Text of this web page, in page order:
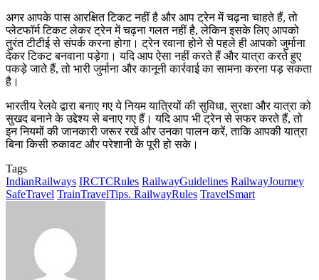
अगर आपके पास आरक्षित टिकट नहीं है और आप ट्रेन में चढ़ना चाहते हैं, तो
प्लेटफॉर्म टिकट लेकर ट्रेन में चढ़ना गलत नहीं है, लेकिन इसके लिए आपको
तुरंत टीटीई से संपर्क करना होगा। ट्रेन रवाना होने से पहले ही आपको जुर्माना
देकर टिकट बनवाना पड़ेगा। यदि आप ऐसा नहीं करते हैं और यात्रा करते हुए
पकड़े जाते हैं, तो भारी जुर्माना और कानूनी कार्रवाई का सामना करना पड़ सकता
है।
भारतीय रेलवे द्वारा बनाए गए ये नियम यात्रियों की सुविधा, सुरक्षा और यात्रा को
सुखद बनाने के उद्देश्य से बनाए गए हैं। यदि आप भी ट्रेन से सफर करते हैं, तो
इन नियमों की जानकारी जरूर रखें और उनका पालन करें, ताकि आपकी यात्रा
बिना किसी रुकावट और परेशानी के पूरी हो सके।
Tags
IndianRailways IRCTCRules RailwayGuidelines RailwayJourney
SafeTravel TrainTravelTips. RailwayRules TravelSmart